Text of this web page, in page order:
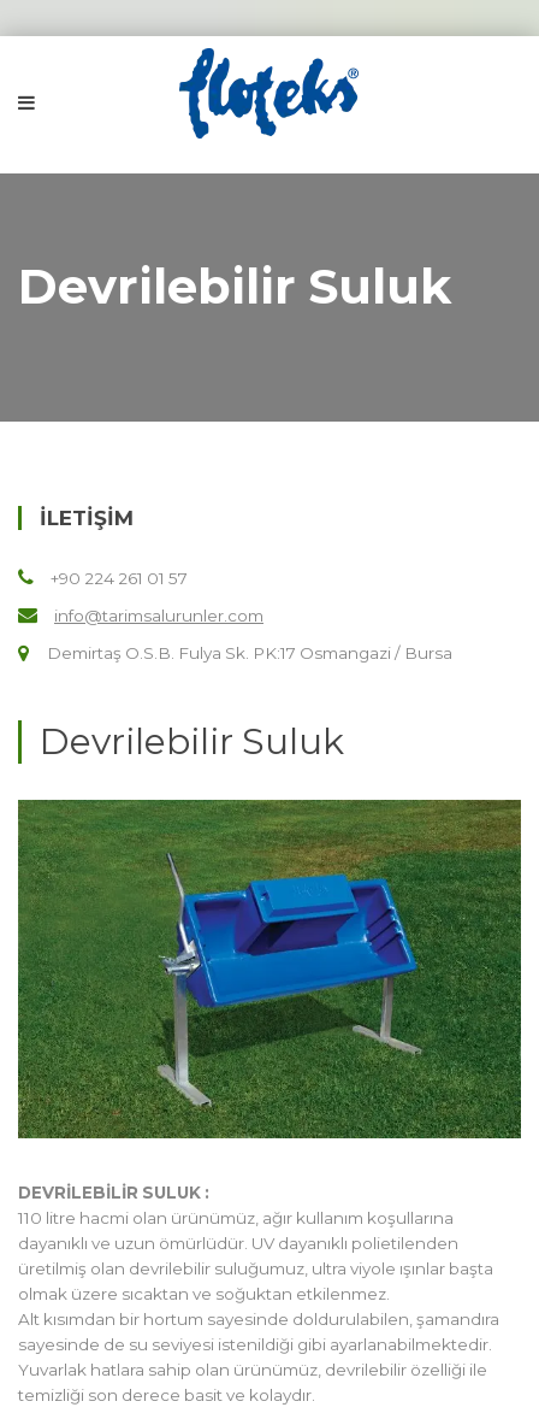
Devrilebilir Suluk
İLETIŞIM
+90 224 261 01 57
info@tarimsalurunler.com
Demirtaş O.S.B. Fulya Sk. PK:17 Osmangazi / Bursa
Devrilebilir Suluk
DEVRİLEBİLİR SULUK :
110 litre hacmi olan ürünümüz, ağır kullanım koşullarına
dayanıklı ve uzun ömürlüdür. UV dayanıklı polietilenden
üretilmiş olan devrilebilir suluğumuz, ultra viyole ışınlar başta
olmak üzere sıcaktan ve soğuktan etkilenmez.
Alt kısımdan bir hortum sayesinde doldurulabilen, şamandıra
sayesinde de su seviyesi istenildiği gibi ayarlanabilmektedir.
Yuvarlak hatlara sahip olan ürünümüz, devrilebilir özelliği ile
temizliği son derece basit ve kolaydır.